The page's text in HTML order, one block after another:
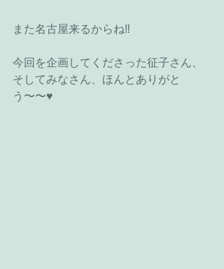
また名古屋来るからね‼️
今回を企画してくださった征子さん、
そしてみなさん、ほんとありがと
う〜〜♥️